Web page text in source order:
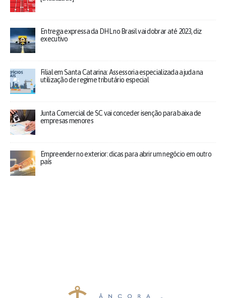
Entrega expressa da DHL no Brasil vai dobrar até 2023, diz
executivo
Filial em Santa Catarina: Assessoria especializada ajuda na
utilização de regime tributário especial
Junta Comercial de SC vai conceder isenção para baixa de
empresas menores
Empreender no exterior: dicas para abrir um negócio em outro
país